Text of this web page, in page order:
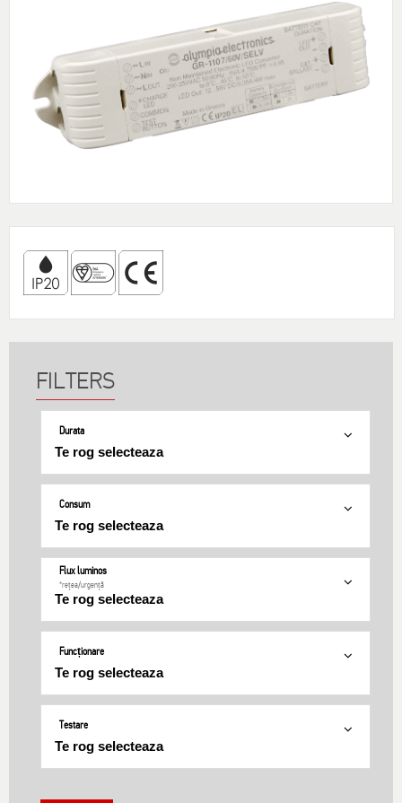
Durata
Consum
Flux luminos
*rețea/urgență
Funcționare
Testare